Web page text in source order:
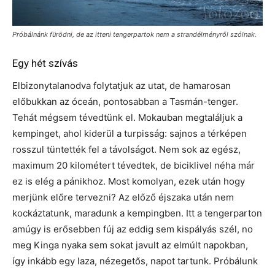
Próbálnánk fürödni, de az itteni tengerpartok nem a strandélményről szólnak.
Egy hét szívás
Elbizonytalanodva folytatjuk az utat, de hamarosan
előbukkan az óceán, pontosabban a Tasmán-tenger.
Tehát mégsem tévedtünk el. Mokauban megtaláljuk a
kempinget, ahol kiderül a turpisság: sajnos a térképen
rosszul tüntették fel a távolságot. Nem sok az egész,
maximum 20 kilométert tévedtek, de biciklivel néha már
ez is elég a pánikhoz. Most komolyan, ezek után hogy
merjünk előre tervezni? Az előző éjszaka után nem
kockáztatunk, maradunk a kempingben. Itt a tengerparton
amúgy is erősebben fúj az eddig sem kispályás szél, no
meg Kinga nyaka sem sokat javult az elmúlt napokban,
így inkább egy laza, nézegetős, napot tartunk. Próbálunk